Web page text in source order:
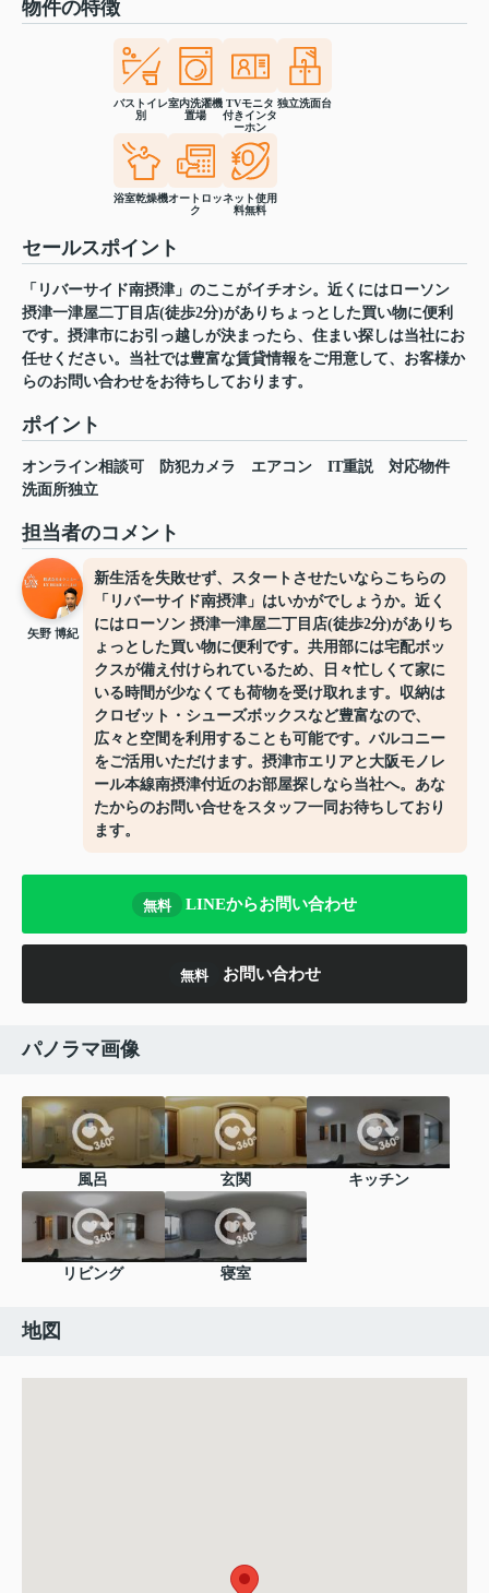
物件の特徴
バストイレ
別
室内洗濯機
置場
TVモニタ
付きインタ
ーホン
独立洗面台
浴室乾燥機オートロッ
ク
ネット使用
料無料
セールスポイント
「リバーサイド南摂津」のここがイチオシ。近くにはローソン
摂津一津屋二丁目店(徒歩2分)がありちょっとした買い物に便利
です。摂津市にお引っ越しが決まったら、住まい探しは当社にお
任せください。当社では豊富な賃貸情報をご用意して、お客様か
らのお問い合わせをお待ちしております。
ポイント
オンライン相談可 防犯カメラ エアコン IT重説
対応物件
洗面所独立
担当者のコメント
矢野 博紀
新生活を失敗せず、スタートさせたいならこちらの
「リバーサイド南摂津」はいかがでしょうか。近く
にはローソン 摂津一津屋二丁目店(徒歩2分)がありち
ょっとした買い物に便利です。共用部には宅配ボッ
クスが備え付けられているため、日々忙しくて家に
いる時間が少なくても荷物を受け取れます。収納は
クロゼット・シューズボックスなど豊富なので、
広々と空間を利用することも可能です。バルコニー
をご活用いただけます。摂津市エリアと大阪モノレ
ール本線南摂津付近のお部屋探しなら当社へ。あな
たからのお問い合せをスタッフ一同お待ちしており
ます。
無料 LINEからお問い合わせ
無料 お問い合わせ
パノラマ画像
風呂 玄関 キッチン
リビング 寝室
地図